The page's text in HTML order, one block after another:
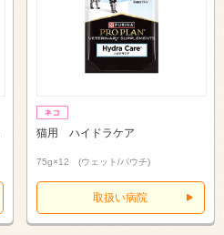
猫用 ハイドラケア
75g×12 (ウェット/パウチ)
取扱い病院